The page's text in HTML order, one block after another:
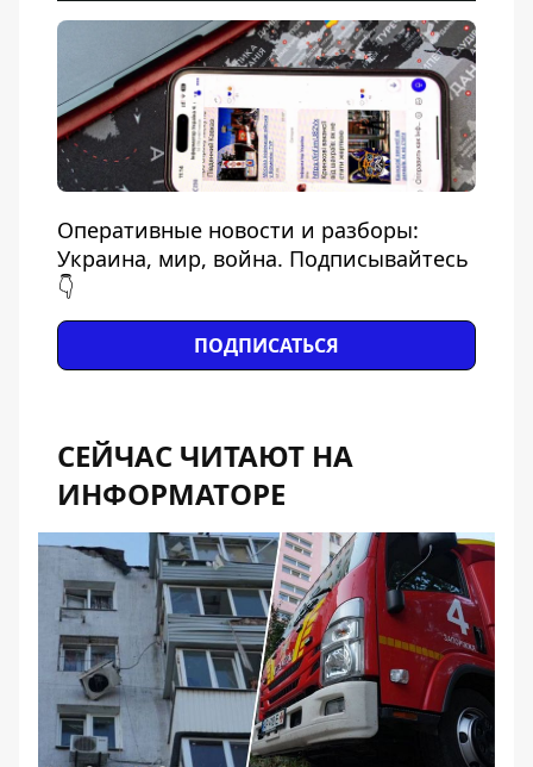
Оперативные новости и разборы:
Украина, мир, война. Подписывайтесь
👇
ПОДПИСАТЬСЯ
СЕЙЧАС ЧИТАЮТ НА
ИНФОРМАТОРЕ